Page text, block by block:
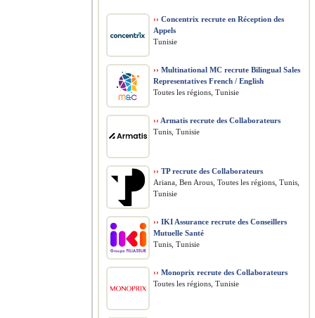
›› Concentrix recrute en Réception des
Appels
Tunisie
›› Multinational MC recrute Bilingual Sales
Representatives French / English
Toutes les régions, Tunisie
›› Armatis recrute des Collaborateurs
Tunis, Tunisie
›› TP recrute des Collaborateurs
Ariana, Ben Arous, Toutes les régions, Tunis,
Tunisie
›› IKI Assurance recrute des Conseillers
Mutuelle Santé
Tunis, Tunisie
›› Monoprix recrute des Collaborateurs
Toutes les régions, Tunisie